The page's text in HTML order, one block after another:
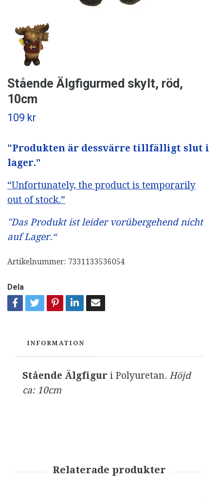
Stående Älgfigurmed skylt, röd,
10cm
109 kr
"Produkten är dessvärre tillfälligt slut i
lager."
“Unfortunately, the product is temporarily
out of stock.”
"Das Produkt ist leider vorübergehend nicht
auf Lager.“
Artikelnummer: 7331133536054
Dela
INFORMATION
Stående Älgfigur i Polyuretan. Höjd
ca: 10cm